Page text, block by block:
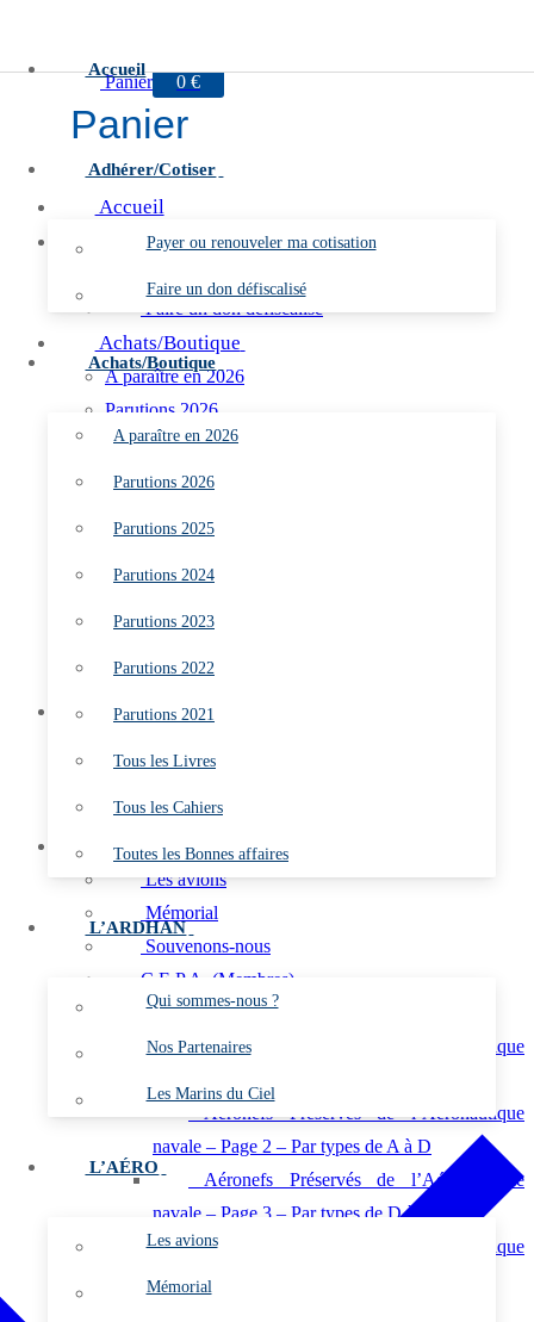
Accueil
Adhérer/Cotiser
Payer ou renouveler ma cotisation
Faire un don défiscalisé
Achats/Boutique
A paraître en 2026
Parutions 2026
Parutions 2025
Parutions 2024
Parutions 2023
Parutions 2022
Parutions 2021
Tous les Livres
Tous les Cahiers
Toutes les Bonnes affaires
L’ARDHAN
Qui sommes-nous ?
Nos Partenaires
Les Marins du Ciel
L’AÉRO
Les avions
Mémorial
Panier 0 €
Panier
Accueil
Adhérer/Cotiser
Faire un don défiscalisé
Achats/Boutique
A paraître en 2026
Parutions 2026
Parutions 2025
Parutions 2024
Parutions 2022
Parutions 2021
Toutes les Bonnes affaires
L’ARDHAN
Les Marins du Ciel
L’AÉRO
Les avions
Mémorial
Souvenons-nous
C.E.P.A. (Membres)
Aéronefs Préservés de l’Aéronautique navale
Aéronefs Préservés de l’Aéronautique
Aéronefs Préservés de l’Aéronautique
navale – Page 2 – Par types de A à D
Aéronefs Préservés de l’Aéronautique
navale – Page 3 – Par types de D à O
Aéronefs Préservés de l’Aéronautique
navale – Page 4 – Par types de P à Z